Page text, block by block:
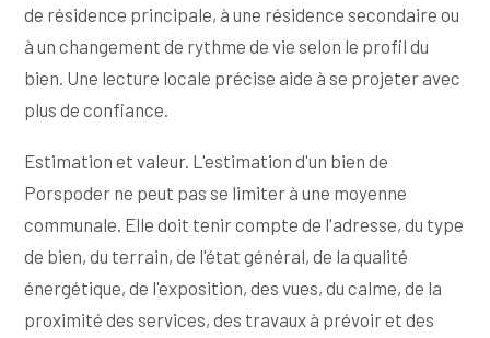
de résidence principale, à une résidence secondaire ou
à un changement de rythme de vie selon le profil du
bien. Une lecture locale précise aide à se projeter avec
plus de confiance.
Estimation et valeur. L'estimation d'un bien de
Porspoder ne peut pas se limiter à une moyenne
communale. Elle doit tenir compte de l'adresse, du type
de bien, du terrain, de l'état général, de la qualité
énergétique, de l'exposition, des vues, du calme, de la
proximité des services, des travaux à prévoir et des